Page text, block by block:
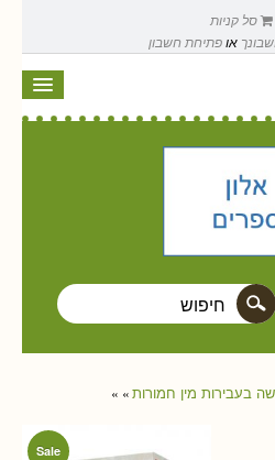
סל קניות
אופתיחת חשבון
»
» בעבירות מין חמורות
Sale